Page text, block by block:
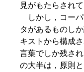
見がもたらされて
しかし，コーパ
タがあるものし
キストから構成
言葉でしか残さ
の大半は，原則